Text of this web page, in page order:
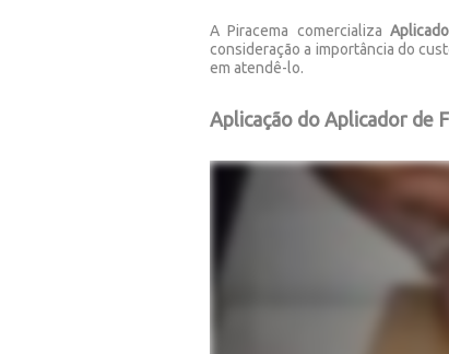
A Piracema comercializa
consideração a importância do
em atendê-lo.
Aplicação do Aplicador de